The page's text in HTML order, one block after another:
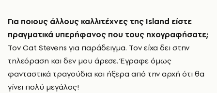
Για ποιους άλλους καλλιτέχνες της Island είστε
πραγματικά υπερήφανος που τους ηχογραφήσατε;
Τον Cat Stevens για παράδειγμα. Τον είχα δει στην
τηλεόραση και δεν μου άρεσε. Έγραφε όμως
φανταστικά τραγούδια και ήξερα από την αρχή ότι θα
γίνει πολύ μεγάλος!